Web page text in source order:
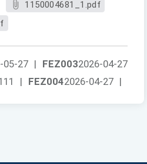
1150004681_1.pdf
FEZ0032026-04-27
05-27 |
FEZ0042026-04-27 |
|